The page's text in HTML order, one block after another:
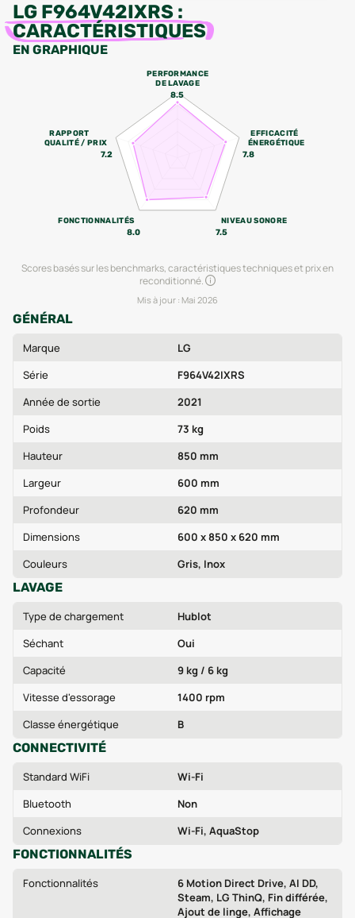
LG F964V42IXRS :
CARACTÉRISTIQUES
EN GRAPHIQUE
PERFORMANCE
DE LAVAGE
8.5
EFFICACITÉ
ÉNERGÉTIQUE
7.8
NIVEAU SONORE
7.5
FONCTIONNALITÉS
8.0
RAPPORT
QUALITÉ / PRIX
7.2
Scores basés sur les benchmarks, caractéristiques techniques et prix en
reconditionné.
Mis à jour : Mai 2026
GÉNÉRAL
Marque
LG
Série
F964V42IXRS
Année de sortie
2021
Poids
73 kg
Hauteur
850 mm
Largeur
600 mm
Profondeur
620 mm
Dimensions
600 x 850 x 620 mm
Couleurs
Gris, Inox
LAVAGE
Type de chargement
Hublot
Séchant
Oui
Capacité
9 kg / 6 kg
Vitesse d'essorage
1400 rpm
Classe énergétique
B
CONNECTIVITÉ
Standard WiFi
Wi‑Fi
Bluetooth
Non
Connexions
Wi‑Fi, AquaStop
FONCTIONNALITÉS
Fonctionnalités
6 Motion Direct Drive, AI DD,
Steam, LG ThinQ, Fin différée,
Ajout de linge, Affichage